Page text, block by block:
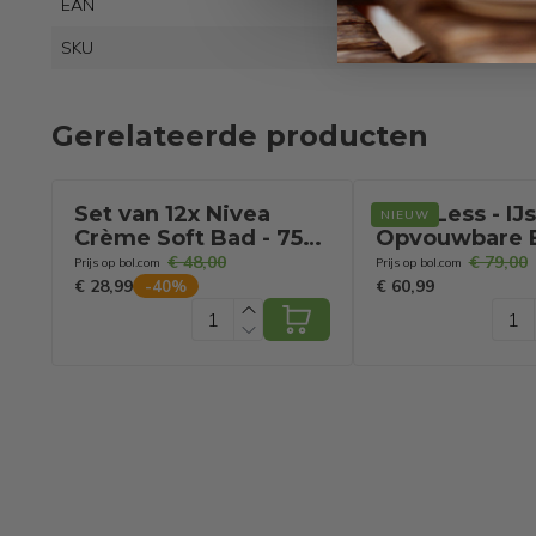
EAN
SKU
Gerelateerde producten
Set van 12x Nivea
Crème Soft Bad - 750
ML
Prijs op bol.com € 48,00
€ 28,99
-40%
NIEUW
Care Less -
Opvouwbare
- Zitbad -
- 85CM -
met Hoes -
Pomp en
Prijs op bol.com € 79,00
€ 60,99